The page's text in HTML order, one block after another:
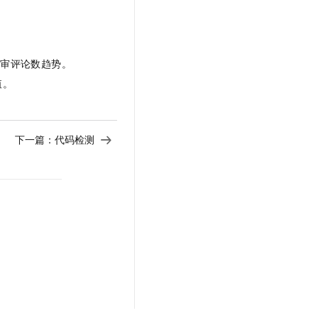
评论数趋势。
下一篇： 代码检测